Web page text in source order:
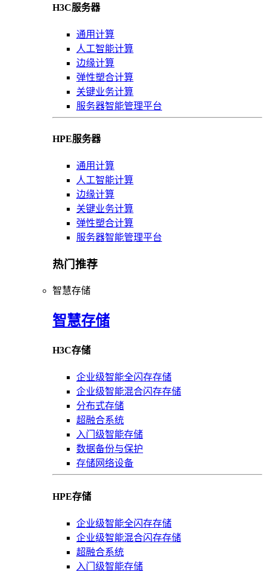
H3C服务器
通用计算
人工智能计算
边缘计算
弹性塑合计算
关键业务计算
服务器智能管理平台
HPE服务器
通用计算
人工智能计算
边缘计算
关键业务计算
弹性塑合计算
服务器智能管理平台
热门推荐
智慧存储
智慧存储
H3C存储
企业级智能全闪存存储
企业级智能混合闪存存储
分布式存储
超融合系统
入门级智能存储
数据备份与保护
存储网络设备
HPE存储
企业级智能全闪存存储
企业级智能混合闪存存储
超融合系统
入门级智能存储